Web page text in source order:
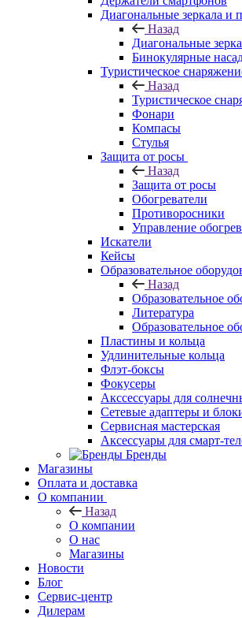
Диагональные зеркала и
Назад
Диагональные
Бинокулярные
Туристическое
Назад
Туристическое
Фонари
Компасы
Стулья
Защита от росы
Назад
Защита от росы
Обогреватели
Противоросники
Управление
Искатели
Кейсы
Образовательное
Назад
Образовательное
Литература
Образовательное
Пластины и кольца
Удлинительные кольца
Флэт-боксы
Фокусеры
Акссессуары для
Сетевые адаптеры и
Сервисная мастерская
Аксессуары для смарт-
Бренды
Магазины
Оплата и доставка
О компании
Назад
О компании
О нас
Магазины
Новости
Блог
Сервис-центр
Дилерам